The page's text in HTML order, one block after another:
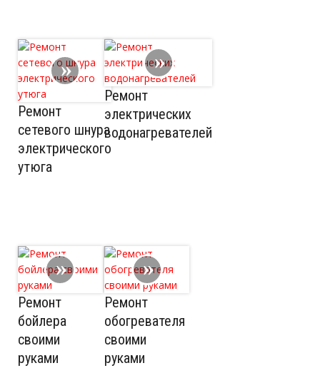
Ремонт
сетевого шнура
электрического
утюга
Ремонт
электрических
водонагревателей
Ремонт
бойлера
своими
руками
Ремонт
обогревателя
своими
руками